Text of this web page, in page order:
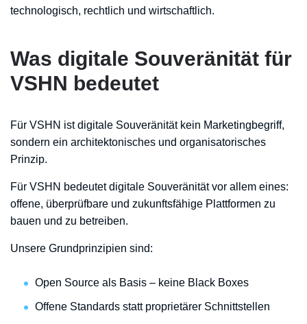
technologisch, rechtlich und wirtschaftlich.
Was digitale Souveränität für
VSHN bedeutet
Für VSHN ist digitale Souveränität kein Marketingbegriff,
sondern ein architektonisches und organisatorisches
Prinzip.
Für VSHN bedeutet digitale Souveränität vor allem eines:
offene, überprüfbare und zukunftsfähige Plattformen zu
bauen und zu betreiben.
Unsere Grundprinzipien sind:
Open Source als Basis – keine Black Boxes
Offene Standards statt proprietärer Schnittstellen